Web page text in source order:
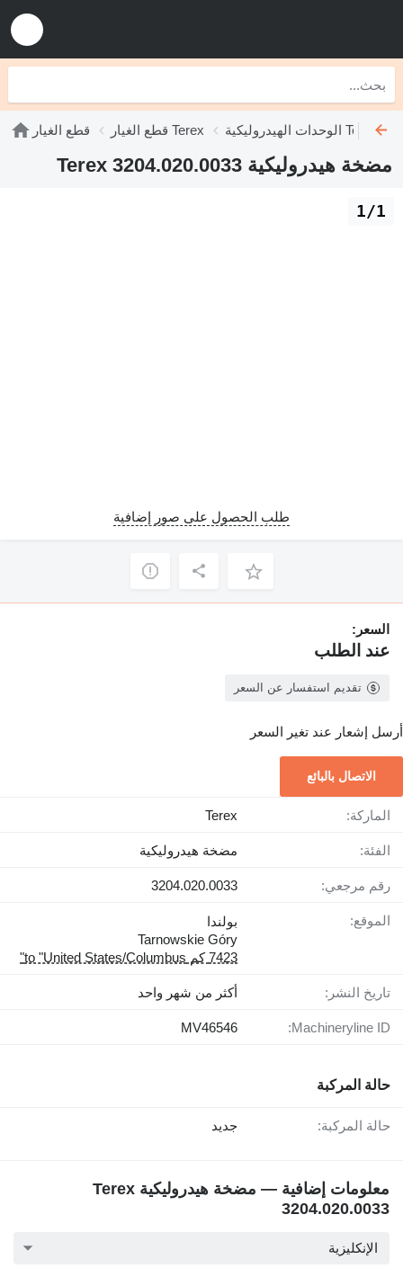
قطع الغيار قطع الغيار Terex الوحدات الهيدروليكية Terex
مضخة هيدروليكية Terex 3204.020.0033
1/1
طلب الحصول على صور إضافية
السعر:
عند الطلب
تقديم استفسار عن السعر
أرسل إشعار عند تغير السعر
الاتصال بالبائع
الماركة: Terex
الفئة: مضخة هيدروليكية
رقم مرجعي: 3204.020.0033
الموقع:
بولندا
Tarnowskie Góry
7423 كم to "United States/Columbus"
تاريخ النشر: أكثر من شهر واحد
Machineryline ID:
MV46546
حالة المركبة
حالة المركبة: جديد
معلومات إضافية — مضخة هيدروليكية Terex
3204.020.0033
الإنكليزية